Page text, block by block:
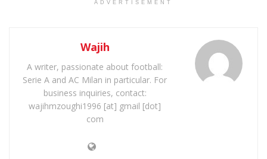
ADVERTISEMENT
Wajih
A writer, passionate about football:
Serie A and AC Milan in particular. For
business inquiries, contact:
wajihmzoughi1996 [at] gmail [dot]
com